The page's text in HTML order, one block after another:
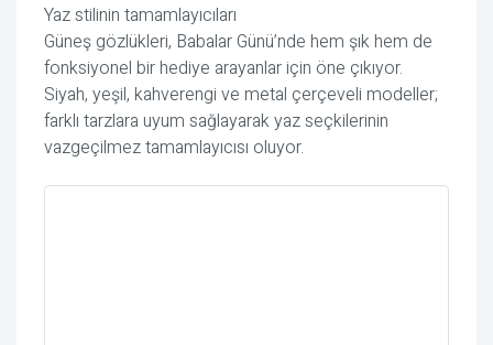
Yaz stilinin tamamlayıcıları
Güneş gözlükleri, Babalar Günü’nde hem şık hem de
fonksiyonel bir hediye arayanlar için öne çıkıyor.
Siyah, yeşil, kahverengi ve metal çerçeveli modeller;
farklı tarzlara uyum sağlayarak yaz seçkilerinin
vazgeçilmez tamamlayıcısı oluyor.